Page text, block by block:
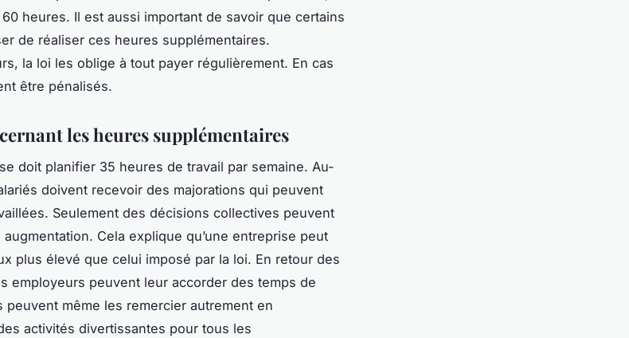
heures. Il est aussi important de savoir que certains
de réaliser ces heures supplémentaires.
la loi les oblige à tout payer régulièrement. En cas
être pénalisés.
les heures supplémentaires
doit planifier 35 heures de travail par semaine. Au-
doivent recevoir des majorations qui peuvent
Seulement des décisions collectives peuvent
Cela explique qu’une entreprise peut
plus élevé que celui imposé par la loi. En retour des
employeurs peuvent leur accorder des temps de
peuvent même les remercier autrement en
activités divertissantes pour tous les